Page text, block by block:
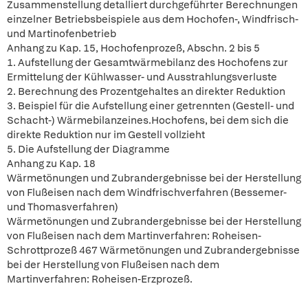
Zusammenstellung detalliert durchgeführter Berechnungen
einzelner Betriebsbeispiele aus dem Hochofen-, Windfrisch-
und Martinofenbetrieb
Anhang zu Kap. 15, Hochofenprozeß, Abschn. 2 bis 5
1. Aufstellung der Gesamtwärmebilanz des Hochofens zur
Ermittelung der Kühlwasser- und Ausstrahlungsverluste
2. Berechnung des Prozentgehaltes an direkter Reduktion
3. Beispiel für die Aufstellung einer getrennten (Gestell- und
Schacht-) Wärmebilanzeines.Hochofens, bei dem sich die
direkte Reduktion nur im Gestell vollzieht
5. Die Aufstellung der Diagramme
Anhang zu Kap. 18
Wärmetönungen und Zubrandergebnisse bei der Herstellung
von Flußeisen nach dem Windfrischverfahren (Bessemer-
und Thomasverfahren)
Wärmetönungen und Zubrandergebnisse bei der Herstellung
von Flußeisen nach dem Martinverfahren: Roheisen-
Schrottprozeß 467 Wärmetönungen und Zubrandergebnisse
bei der Herstellung von Flußeisen nach dem
Martinverfahren: Roheisen-Erzprozeß.